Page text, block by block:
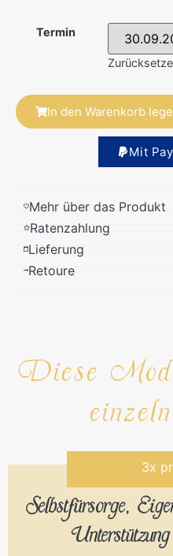
Termin
In den Warenkorb
Mit
Mehr über das Produkt
Ratenzahlung
Lieferung
Retoure
Diese
3x
Selbstfürsorge,